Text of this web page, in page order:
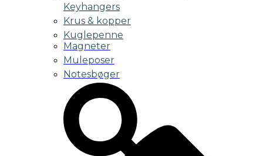
Keyhangers
Krus & kopper
Kuglepenne
Magneter
Muleposer
Notesbøger